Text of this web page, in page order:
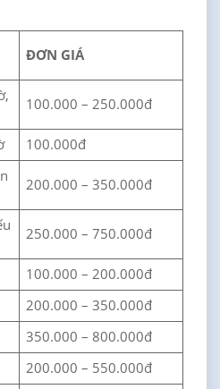
ĐƠN GIÁ
100.000 – 250.000đ
100.000đ
200.000 – 350.000đ
250.000 – 750.000đ
100.000 – 200.000đ
200.000 – 350.000đ
350.000 – 800.000đ
200.000 – 550.000đ